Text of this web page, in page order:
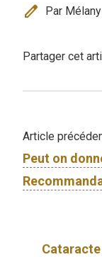
edit Par
Partager cet
Article
Peut on